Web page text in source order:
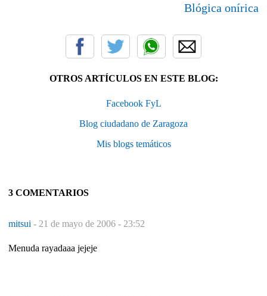
Blógica onírica
OTROS ARTÍCULOS EN ESTE BLOG:
Facebook FyL
Blog ciudadano de Zaragoza
Mis blogs temáticos
3 COMENTARIOS
mitsui - 21 de mayo de 2006 - 23:52
Menuda rayadaaa jejeje